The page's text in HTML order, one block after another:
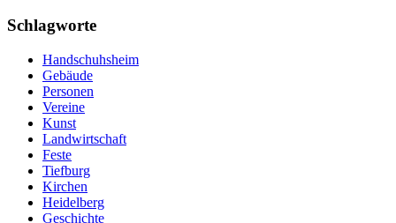
Schlagworte
Handschuhsheim
Gebäude
Personen
Vereine
Kunst
Landwirtschaft
Feste
Tiefburg
Kirchen
Heidelberg
Geschichte